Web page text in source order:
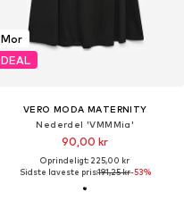
Mor
DEAL
VERO MODA MATERNITY
Nederdel 'VMMMia'
90,00 kr
Oprindeligt: 225,00 kr
Sidste laveste pris:191,25 kr-53%